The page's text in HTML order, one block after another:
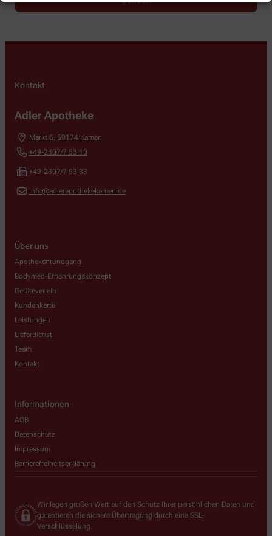
Kontakt
Adler Apotheke
Markt 6, 59174 Kamen
+49-2307/7 53 10
+49-2307/7 53 33
info@adlerapothekekamen.de
Über uns
Apothekenrundgang
Bodymed-Ernährungskonzept
Geräteverleih
Kundenkarte
Leistungen
Lieferdienst
Team
Kontakt
Informationen
AGB
Datenschutz
Impressum
Barrierefreiheitserklärung
Wir legen großen Wert auf den Schutz Ihrer persönlichen Daten und
garantieren die sichere Übertragung durch eine SSL-
Verschlüsselung.